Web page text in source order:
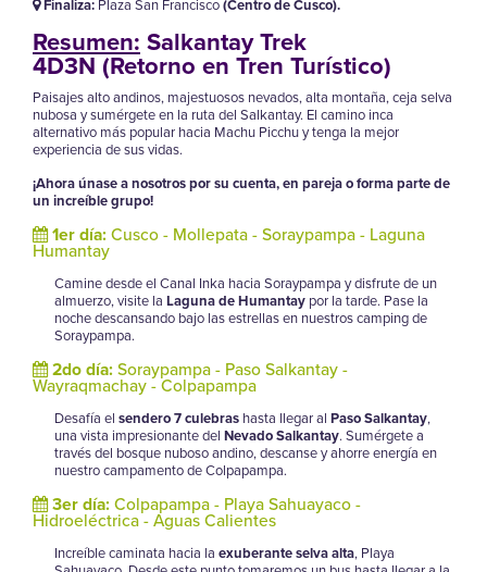
Finaliza: Plaza San Francisco(Centro de Cusco).
Resumen: Salkantay Trek
4D3N (Retorno en Tren Turístico)
Paisajes alto andinos, majestuosos nevados, alta montaña, ceja selva
nubosa y sumérgete en la ruta del Salkantay. El camino inca
alternativo más popular hacia Machu Picchu y tenga la mejor
experiencia de sus vidas.
¡Ahora únase a nosotros por su cuenta, en pareja o forma parte de
un increíble grupo!
1er día:Cusco - Mollepata - Soraypampa - Laguna
Humantay
Camine desde el Canal Inka hacia Soraypampa y disfrute de un
almuerzo, visite la Laguna de Humantay por la tarde. Pase la
noche descansando bajo las estrellas en nuestros camping de
Soraypampa.
2do día:Soraypampa - Paso Salkantay -
Wayraqmachay - Colpapampa
Desafía el sendero 7 culebras hasta llegar al Paso Salkantay,
una vista impresionante del Nevado Salkantay. Sumérgete a
través del bosque nuboso andino, descanse y ahorre energía en
nuestro campamento de Colpapampa.
3er día:Colpapampa - Playa Sahuayaco -
Hidroeléctrica - Aguas Calientes
Increíble caminata hacia la exuberante selva alta, Playa